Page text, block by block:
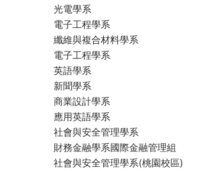
光電學系
電子工程學系
纖維與複合材料學系
電子工程學系
英語學系
新聞學系
商業設計學系
應用英語學系
社會與安全管理學系
財務金融學系國際金融管理組
社會與安全管理學系(桃園校區)